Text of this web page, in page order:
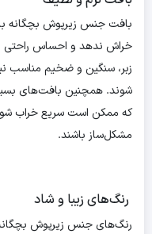
بافت جنس زیرپوش بچگانه
خراش ندهد و احساس
زبر، سنگین و ضخیم
شوند. همچنین بافت‌های
که ممکن است سریع خراب
مشکل‌ساز باشند.
رنگ‌های زیبا و شاد
رنگ‌های جنس زیرپوش بچگانه